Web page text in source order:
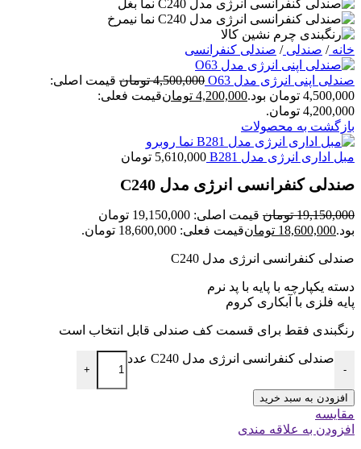
خانه/ صندلی/ صندلی کنفرانسی
صندلی اپنی انرژی مدل O63 4,500,000 تومان قیمت اصلی:
4,500,000 تومان بود.
4,200,000 تومانقیمت فعلی:
4,200,000 تومان.
بازگشت به محصولات
مبل اداری انرژی مدل B281 5,610,000 تومان
صندلی کنفرانسی انرژی مدل C240
19,150,000 تومان
قیمت اصلی: 19,150,000 تومان
بود.18,600,000 تومانقیمت فعلی: 18,600,000 تومان.
صندلی کنفرانسی انرژی مدل C240
دسته یکپارچه با پایه با پد نرم
پایه فلزی با آبکاری کروم
رنگبندی فقط برای قسمت کف صندلی قابل انتخاب است
-
صندلی کنفرانسی انرژی مدل C240 عدد
+
افزودن به سبد خرید
مقایسه
افزودن به علاقه مندی